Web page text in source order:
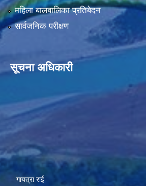
महिला बालबालिका प्रतिबेदन
सार्वजनिक परीक्षण
सूचना अधिकारी
गायत्रा राई